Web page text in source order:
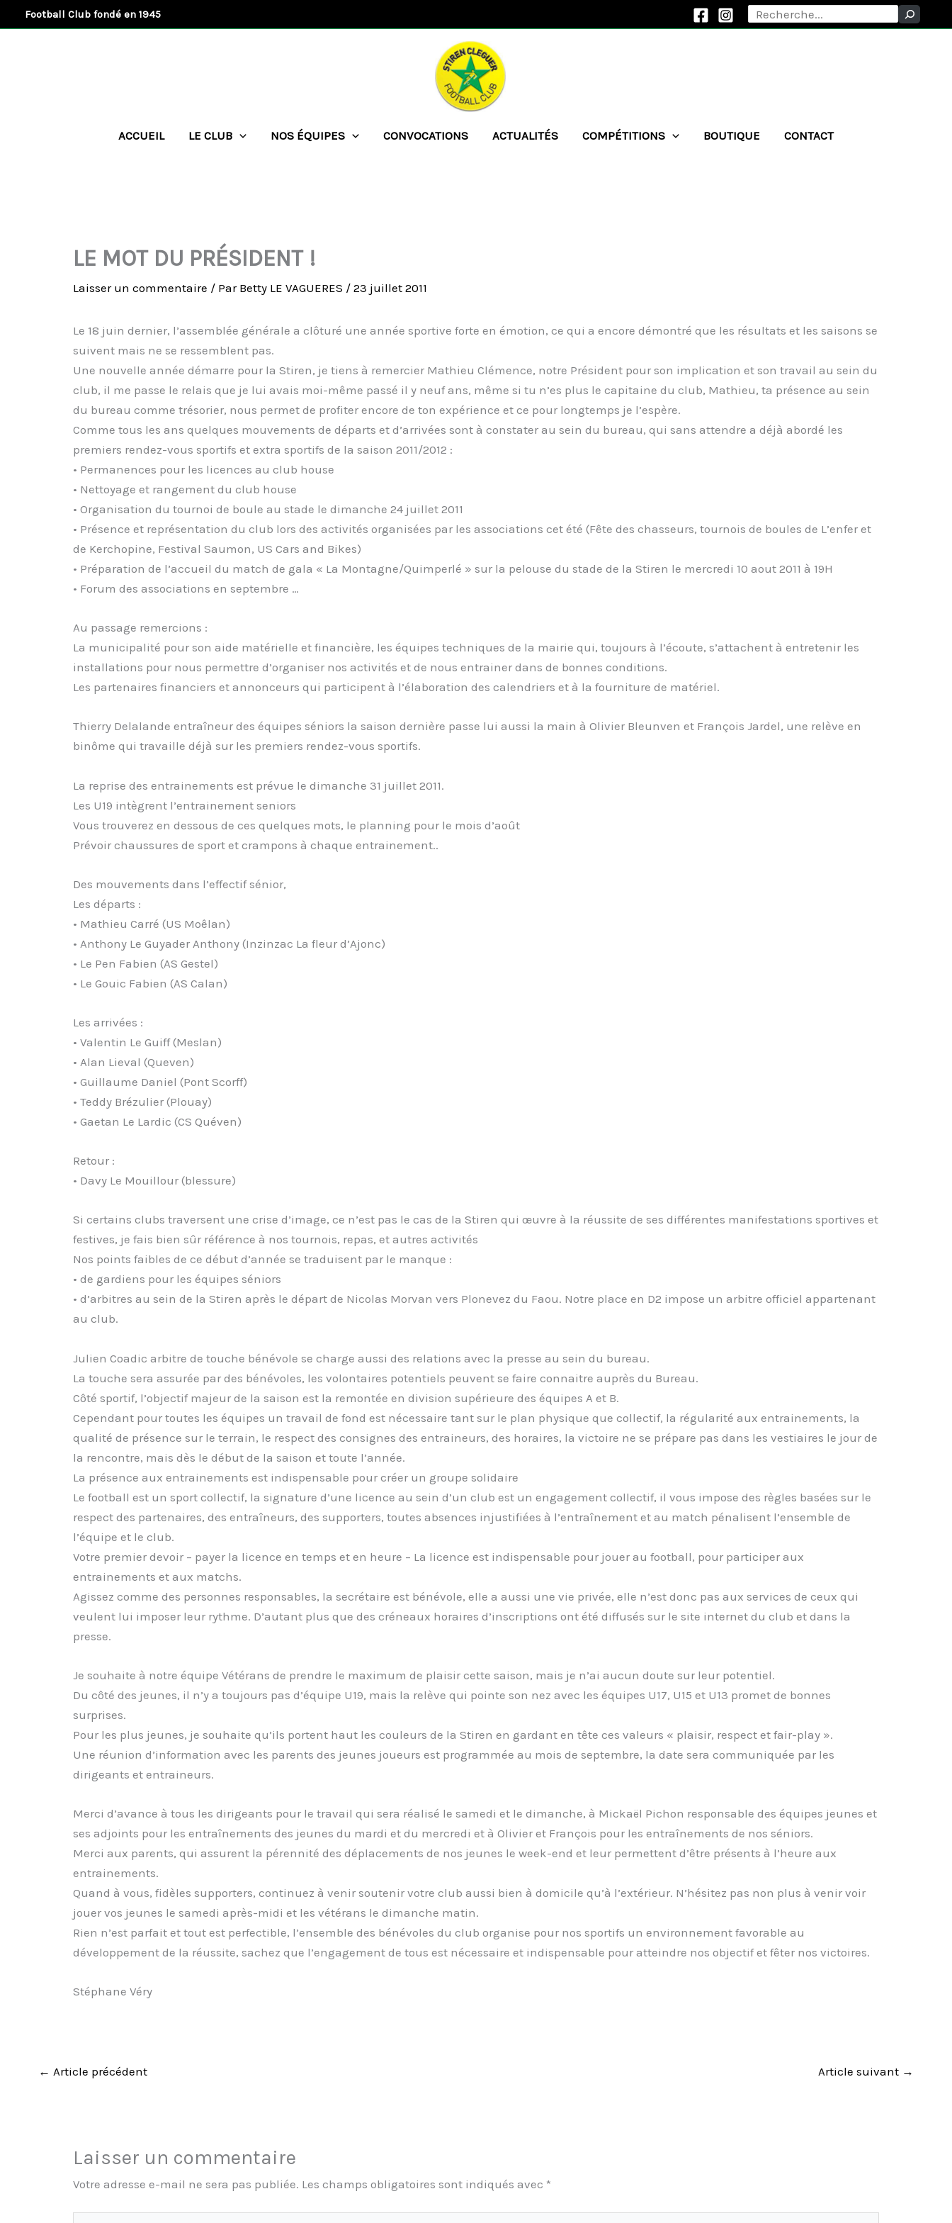
au
Football Club fondé en 1945 Rechercher
ACCUEIL LE CLUB NOS ÉQUIPES CONVOCATIONS ACTUALITÉS COMPÉTITIONS BOUTIQUE CONTACT
LE MOT DU PRÉSIDENT !
Laisser un commentaire / Par Betty LE VAGUERES / 23 juillet 2011
Le 18 juin dernier, l’assemblée générale a clôturé une année sportive forte en émotion, ce qui a encore démontré que les résultats et les saisons se
suivent mais ne se ressemblent pas.
Une nouvelle année démarre pour la Stiren, je tiens à remercier Mathieu Clémence, notre Président pour son implication et son travail au sein du
club, il me passe le relais que je lui avais moi-même passé il y neuf ans, même si tu n’es plus le capitaine du club, Mathieu, ta présence au sein
du bureau comme trésorier, nous permet de profiter encore de ton expérience et ce pour longtemps je l’espère.
Comme tous les ans quelques mouvements de départs et d’arrivées sont à constater au sein du bureau, qui sans attendre a déjà abordé les
premiers rendez-vous sportifs et extra sportifs de la saison 2011/2012 :
• Permanences pour les licences au club house
• Nettoyage et rangement du club house
• Organisation du tournoi de boule au stade le dimanche 24 juillet 2011
• Présence et représentation du club lors des activités organisées par les associations cet été (Fête des chasseurs, tournois de boules de L’enfer et
de Kerchopine, Festival Saumon, US Cars and Bikes)
• Préparation de l’accueil du match de gala « La Montagne/Quimperlé » sur la pelouse du stade de la Stiren le mercredi 10 aout 2011 à 19H
• Forum des associations en septembre …
Au passage remercions :
La municipalité pour son aide matérielle et financière, les équipes techniques de la mairie qui, toujours à l’écoute, s’attachent à entretenir les
installations pour nous permettre d’organiser nos activités et de nous entrainer dans de bonnes conditions.
Les partenaires financiers et annonceurs qui participent à l’élaboration des calendriers et à la fourniture de matériel.
Thierry Delalande entraîneur des équipes séniors la saison dernière passe lui aussi la main à Olivier Bleunven et François Jardel, une relève en
binôme qui travaille déjà sur les premiers rendez-vous sportifs.
La reprise des entrainements est prévue le dimanche 31 juillet 2011.
Les U19 intègrent l’entrainement seniors
Vous trouverez en dessous de ces quelques mots, le planning pour le mois d’août
Prévoir chaussures de sport et crampons à chaque entrainement..
Des mouvements dans l’effectif sénior,
Les départs :
• Mathieu Carré (US Moêlan)
• Anthony Le Guyader Anthony (Inzinzac La fleur d’Ajonc)
• Le Pen Fabien (AS Gestel)
• Le Gouic Fabien (AS Calan)
Les arrivées :
• Valentin Le Guiff (Meslan)
• Alan Lieval (Queven)
• Guillaume Daniel (Pont Scorff)
• Teddy Brézulier (Plouay)
• Gaetan Le Lardic (CS Quéven)
Retour :
• Davy Le Mouillour (blessure)
Si certains clubs traversent une crise d’image, ce n’est pas le cas de la Stiren qui œuvre à la réussite de ses différentes manifestations sportives et
festives, je fais bien sûr référence à nos tournois, repas, et autres activités
Nos points faibles de ce début d’année se traduisent par le manque :
• de gardiens pour les équipes séniors
• d’arbitres au sein de la Stiren après le départ de Nicolas Morvan vers Plonevez du Faou. Notre place en D2 impose un arbitre officiel appartenant
au club.
Julien Coadic arbitre de touche bénévole se charge aussi des relations avec la presse au sein du bureau.
La touche sera assurée par des bénévoles, les volontaires potentiels peuvent se faire connaitre auprès du Bureau.
Côté sportif, l’objectif majeur de la saison est la remontée en division supérieure des équipes A et B.
Cependant pour toutes les équipes un travail de fond est nécessaire tant sur le plan physique que collectif, la régularité aux entrainements, la
qualité de présence sur le terrain, le respect des consignes des entraineurs, des horaires, la victoire ne se prépare pas dans les vestiaires le jour de
la rencontre, mais dès le début de la saison et toute l’année.
La présence aux entrainements est indispensable pour créer un groupe solidaire
Le football est un sport collectif, la signature d’une licence au sein d’un club est un engagement collectif, il vous impose des règles basées sur le
respect des partenaires, des entraîneurs, des supporters, toutes absences injustifiées à l’entraînement et au match pénalisent l’ensemble de
l’équipe et le club.
Votre premier devoir – payer la licence en temps et en heure – La licence est indispensable pour jouer au football, pour participer aux
entrainements et aux matchs.
Agissez comme des personnes responsables, la secrétaire est bénévole, elle a aussi une vie privée, elle n’est donc pas aux services de ceux qui
veulent lui imposer leur rythme. D’autant plus que des créneaux horaires d’inscriptions ont été diffusés sur le site internet du club et dans la
presse.
Je souhaite à notre équipe Vétérans de prendre le maximum de plaisir cette saison, mais je n’ai aucun doute sur leur potentiel.
Du côté des jeunes, il n’y a toujours pas d’équipe U19, mais la relève qui pointe son nez avec les équipes U17, U15 et U13 promet de bonnes
surprises.
Pour les plus jeunes, je souhaite qu’ils portent haut les couleurs de la Stiren en gardant en tête ces valeurs « plaisir, respect et fair-play ».
Une réunion d’information avec les parents des jeunes joueurs est programmée au mois de septembre, la date sera communiquée par les
dirigeants et entraineurs.
Merci d’avance à tous les dirigeants pour le travail qui sera réalisé le samedi et le dimanche, à Mickaël Pichon responsable des équipes jeunes et
ses adjoints pour les entraînements des jeunes du mardi et du mercredi et à Olivier et François pour les entraînements de nos séniors.
Merci aux parents, qui assurent la pérennité des déplacements de nos jeunes le week-end et leur permettent d’être présents à l’heure aux
entrainements.
Quand à vous, fidèles supporters, continuez à venir soutenir votre club aussi bien à domicile qu’à l’extérieur. N’hésitez pas non plus à venir voir
jouer vos jeunes le samedi après-midi et les vétérans le dimanche matin.
Rien n’est parfait et tout est perfectible, l’ensemble des bénévoles du club organise pour nos sportifs un environnement favorable au
développement de la réussite, sachez que l’engagement de tous est nécessaire et indispensable pour atteindre nos objectif et fêter nos victoires.
Stéphane Véry
← Article précédent Article suivant →
Laisser un commentaire
Votre adresse e-mail ne sera pas publiée. Les champs obligatoires sont indiqués avec *